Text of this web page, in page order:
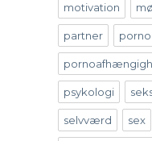
motivation
partner porno
psykologi
selvværd sex